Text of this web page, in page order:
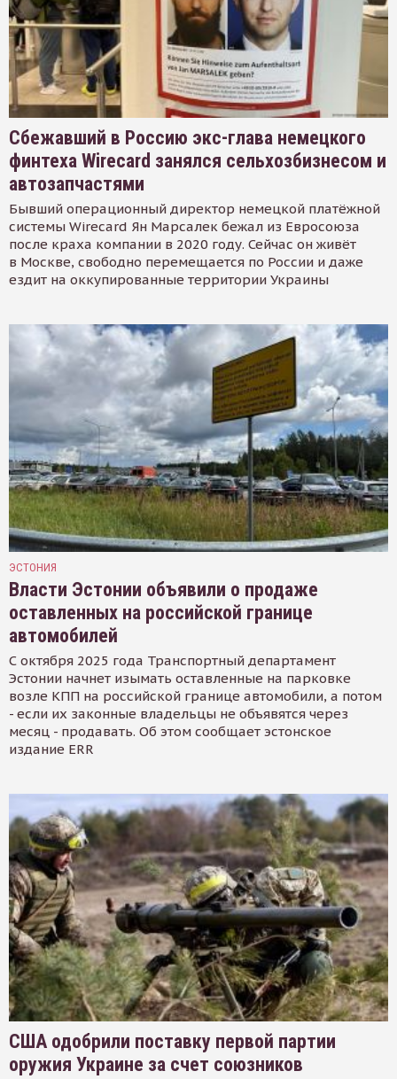
Сбежавший в Россию экс-глава немецкого
финтеха Wirecard занялся сельхозбизнесом и
автозапчастями
Бывший операционный директор немецкой платёжной
системы Wirecard Ян Марсалек бежал из Евросоюза
после краха компании в 2020 году. Сейчас он живёт
в Москве, свободно перемещается по России и даже
ездит на оккупированные территории Украины
ЭСТОНИЯ
Власти Эстонии объявили о продаже
оставленных на российской границе
автомобилей
С октября 2025 года Транспортный департамент
Эстонии начнет изымать оставленные на парковке
возле КПП на российской границе автомобили, а потом
- если их законные владельцы не объявятся через
месяц - продавать. Об этом сообщает эстонское
издание ERR
США одобрили поставку первой партии
оружия Украине за счет союзников